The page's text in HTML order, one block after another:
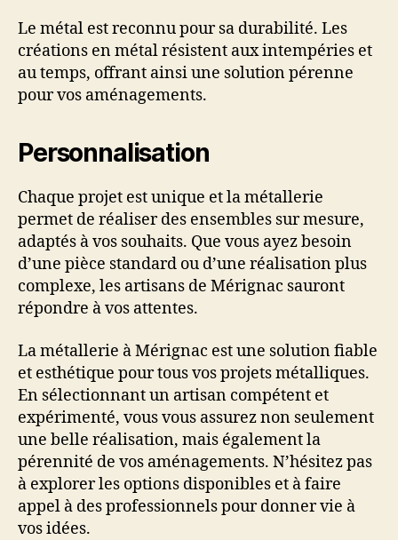
Le métal est reconnu pour sa durabilité. Les
créations en métal résistent aux intempéries et
au temps, offrant ainsi une solution pérenne
pour vos aménagements.
Personnalisation
Chaque projet est unique et la métallerie
permet de réaliser des ensembles sur mesure,
adaptés à vos souhaits. Que vous ayez besoin
d’une pièce standard ou d’une réalisation plus
complexe, les artisans de Mérignac sauront
répondre à vos attentes.
La métallerie à Mérignac est une solution fiable
et esthétique pour tous vos projets métalliques.
En sélectionnant un artisan compétent et
expérimenté, vous vous assurez non seulement
une belle réalisation, mais également la
pérennité de vos aménagements. N’hésitez pas
à explorer les options disponibles et à faire
appel à des professionnels pour donner vie à
vos idées.